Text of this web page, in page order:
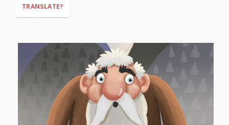
TRANSLATE?
have these five black beans. These beans are magic beans!
They are worth more than gold! If you take these beans, you
will be richer than the richest man in the world."